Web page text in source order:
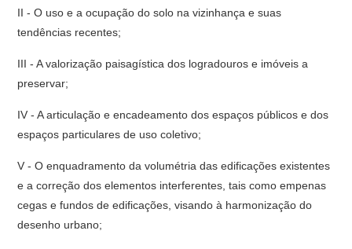
II - O uso e a ocupação do solo na vizinhança e suas
tendências recentes;
III - A valorização paisagística dos logradouros e imóveis a
preservar;
IV - A articulação e encadeamento dos espaços públicos e dos
espaços particulares de uso coletivo;
V - O enquadramento da volumétria das edificações existentes
e a correção dos elementos interferentes, tais como empenas
cegas e fundos de edificações, visando à harmonização do
desenho urbano;